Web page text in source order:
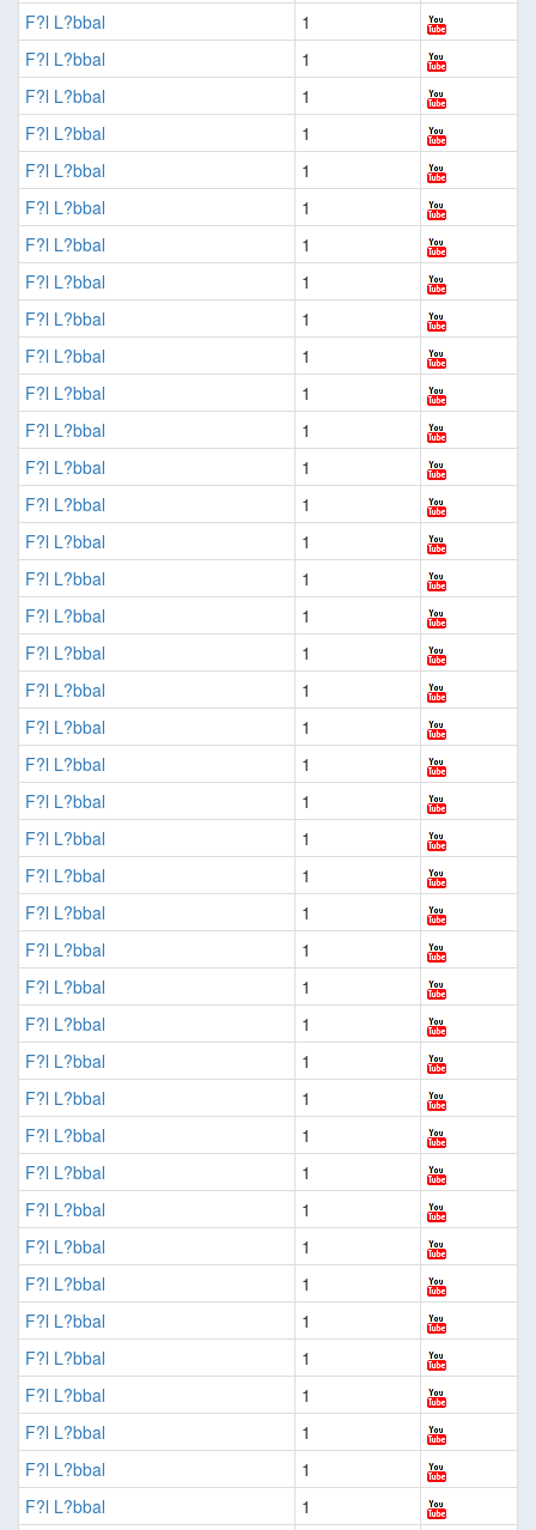
F?l L?bbal
1
F?l L?bbal
1
F?l L?bbal
1
F?l L?bbal
1
F?l L?bbal
1
F?l L?bbal
1
F?l L?bbal
1
F?l L?bbal
1
F?l L?bbal
1
F?l L?bbal
1
F?l L?bbal
1
F?l L?bbal
1
F?l L?bbal
1
F?l L?bbal
1
F?l L?bbal
1
F?l L?bbal
1
F?l L?bbal
1
F?l L?bbal
1
F?l L?bbal
1
F?l L?bbal
1
F?l L?bbal
1
F?l L?bbal
1
F?l L?bbal
1
F?l L?bbal
1
F?l L?bbal
1
F?l L?bbal
1
F?l L?bbal
1
F?l L?bbal
1
F?l L?bbal
1
F?l L?bbal
1
F?l L?bbal
1
F?l L?bbal
1
F?l L?bbal
1
F?l L?bbal
1
F?l L?bbal
1
F?l L?bbal
1
F?l L?bbal
1
F?l L?bbal
1
F?l L?bbal
1
F?l L?bbal
1
F?l L?bbal
1